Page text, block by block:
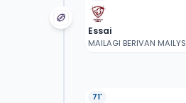
Essai
MAILAGI BERIVAN MAILYS
71'